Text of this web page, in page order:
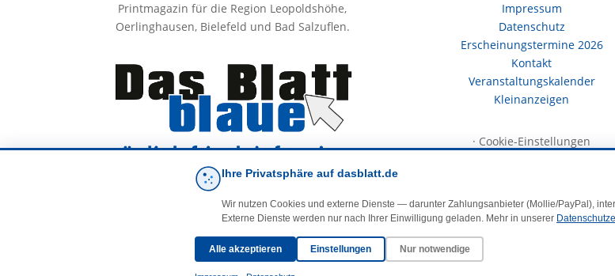
Printmagazin für die Region Leopoldshöhe,
Oerlinghausen, Bielefeld und Bad Salzuflen.
Impressum
Datenschutz
Erscheinungstermine 2026
Kontakt
Veranstaltungskalender
Kleinanzeigen
· Cookie-Einstellungen
© 2025 DasBlaueBlatt | InSign – A. + D.
Ihre Privatsphäre auf dasblatt.de
Wir nutzen Cookies und externe Dienste — darunter Zahlungsanbieter (Mollie/PayPal),
Externe Dienste werden nur nach Ihrer Einwilligung geladen. Mehr in unserer
Alle akzeptieren Einstellungen Nur notwendige